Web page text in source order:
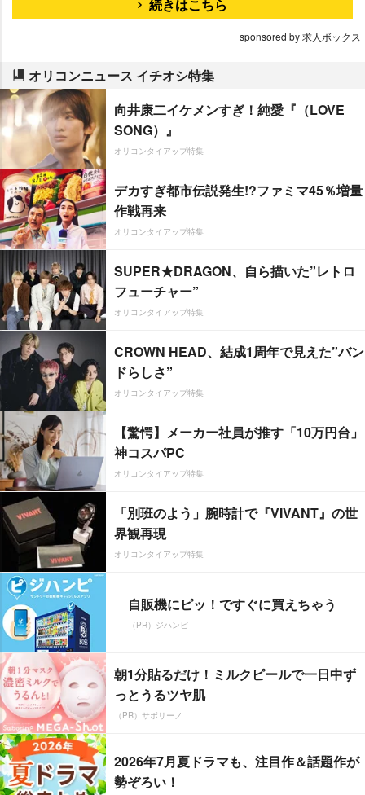
続きはこちら
sponsored by 求人ボックス
オリコンニュース イチオシ特集
向井康二イケメンすぎ！純愛『（LOVE
SONG）』
オリコンタイアップ特集
デカすぎ都市伝説発生!?ファミマ45％増量
作戦再来
オリコンタイアップ特集
SUPER★DRAGON、自ら描いた”レトロ
フューチャー”
オリコンタイアップ特集
CROWN HEAD、結成1周年で見えた”バン
ドらしさ”
オリコンタイアップ特集
【驚愕】メーカー社員が推す「10万円台」
神コスパPC
オリコンタイアップ特集
「別班のよう」腕時計で『VIVANT』の世
界観再現
オリコンタイアップ特集
自販機にピッ！ですぐに買えちゃう
（PR）ジハンピ
朝1分貼るだけ！ミルクピールで一日中ず
っとうるツヤ肌
（PR）サボリーノ
2026年7月夏ドラマも、注目作＆話題作が
勢ぞろい！